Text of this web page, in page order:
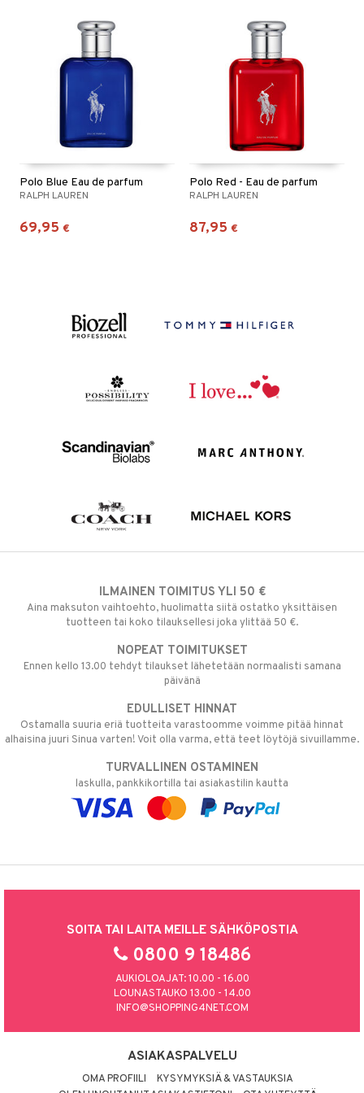
Polo Blue Eau de parfum
RALPH LAUREN
69,95 €
Polo Red - Eau de parfum
RALPH LAUREN
87,95 €
ILMAINEN TOIMITUS YLI 50 €
Aina maksuton vaihtoehto, huolimatta siitä ostatko yksittäisen
tuotteen tai koko tilauksellesi joka ylittää 50 €.
NOPEAT TOIMITUKSET
Ennen kello 13.00 tehdyt tilaukset lähetetään normaalisti samana
päivänä
EDULLISET HINNAT
Ostamalla suuria eriä tuotteita varastoomme voimme pitää hinnat
alhaisina juuri Sinua varten! Voit olla varma, että teet löytöjä sivuillamme.
TURVALLINEN OSTAMINEN
laskulla, pankkikortilla tai asiakastilin kautta
SOITA TAI LAITA MEILLE SÄHKÖPOSTIA
0800 9 18486
AUKIOLOAJAT: 10.00 - 16.00
LOUNASTAUKO 13.00 - 14.00
INFO@SHOPPING4NET.COM
ASIAKASPALVELU
OMA PROFIILI
KYSYMYKSIÄ & VASTAUKSIA